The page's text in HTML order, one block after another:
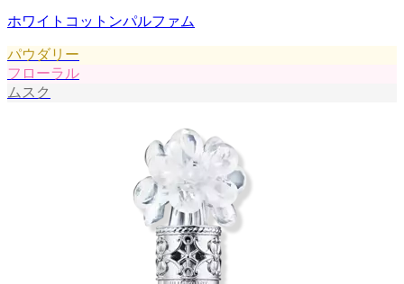
ホワイトコットンパルファム
パウダリー
フローラル
ムスク